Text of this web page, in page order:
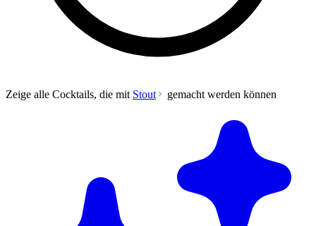
Zeige alle Cocktails, die mit Stout gemacht werden können